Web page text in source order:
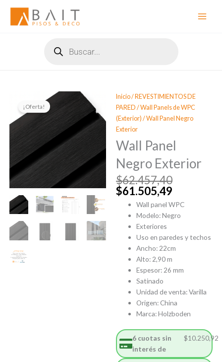
contenido
productos
¡Oferta!
Inicio/ REVESTIMIENTOS DE
PARED /Wall Panels de WPC
(Exterior) / Wall Panel Negro
Exterior
Wall Panel
Negro Exterior
$62.457,40El
original
era:
$61.505,49
El
actual
es:
Wall panel WPC
Modelo: Negro
Exteriores
Uso en paredes y techos
Ancho: 22cm
Alto: 2,90 m
Espesor: 26 mm
Satinado
Unidad de venta: Varilla
Origen: China
Marca: Holzboden
6 cuotas sin
interés de
$10.250,92